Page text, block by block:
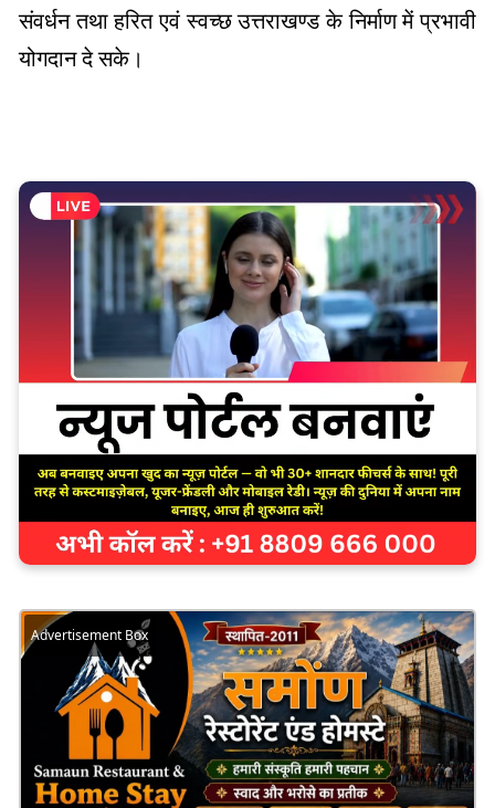
संवर्धन तथा हरित एवं स्वच्छ उत्तराखण्ड के निर्माण में प्रभावी
योगदान दे सके।
Advertisement Box